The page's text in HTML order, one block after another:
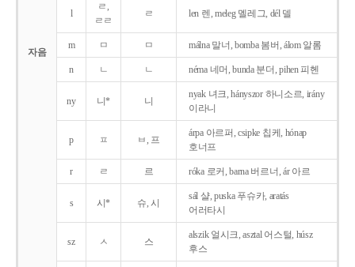
자음
l
ㄹ,
ㄹㄹ
ㄹ len 렌, meleg 멜레그, dél 델
m ㅁ ㅁ málna 말너, bomba 봄버, álom 알롬
n ㄴ ㄴ néma 네머, bunda 분더, pihen 피헨
ny 니* 니
nyak 녀크, hányszor 하니소르, irány
이라니
p ㅍ ㅂ, 프
árpa 아르퍼, csipke 칩케, hónap
호너프
r ㄹ 르 róka 로커, barna 버르너, ár 아르
s 시* 슈, 시
sál 샬, puska 푸슈카, aratás
어러타시
sz ㅅ 스
alszik 얼시크, asztal 어스털, húsz
후스